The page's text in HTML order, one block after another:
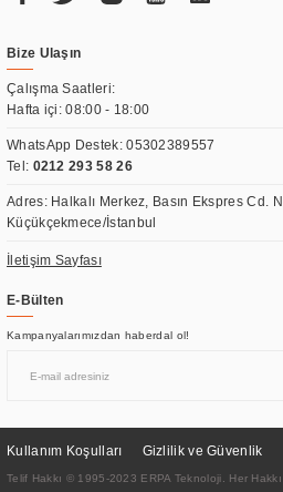
Bize Ulaşın
Çalışma Saatleri:
Hafta içi: 08:00 - 18:00
WhatsApp Destek:05302389557
Tel: 0212 293 58 26
Adres: Halkalı Merkez, Basın Ekspres Cd.
Küçükçekmece/İstanbul
İletişim Sayfası
E-Bülten
Kampanyalarımızdan haberdal ol!
Kullanım Koşulları Gizlilik ve Güvenlik
Telif Hakkı © 1995-2023 ERPA Teknoloji. Her Hakkı